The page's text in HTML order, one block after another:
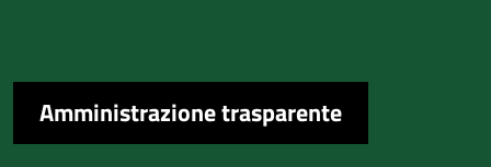
Amministrazione trasparente